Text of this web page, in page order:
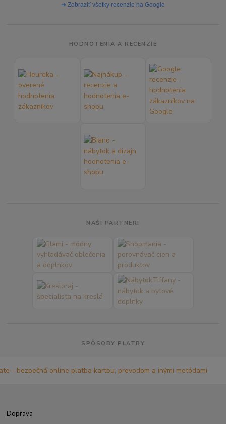
➜ Zobraziť všetky recenzie na Google
HODNOTENIA A RECENZIE
NAŠI PARTNERI
SPÔSOBY PLATBY
Doprava